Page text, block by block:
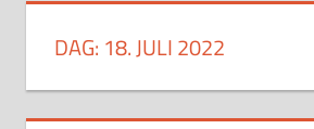
DAG: 18. JULI 2022